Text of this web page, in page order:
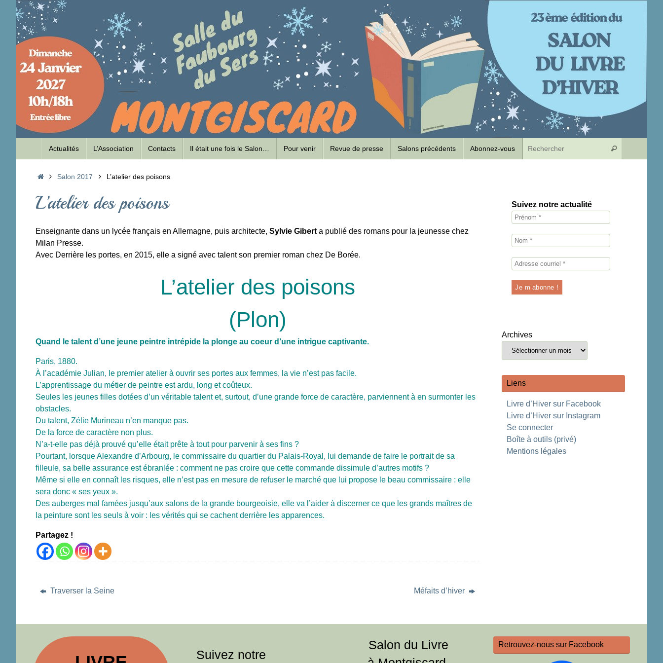
Passer
contenu
Actualités L’Association Contacts Il était une fois le Salon… Pour venir Revue de presse Salons précédents Abonnez-vous Rechercher
AccueilSalon 2017 L’atelier des poisons
L’atelier des poisons
Enseignante dans un lycée français en Allemagne, puis architecte, Sylvie Gibert a publié des romans pour la jeunesse chez
Milan Presse.
Avec Derrière les portes, en 2015, elle a signé avec talent son premier roman chez De Borée.
L’atelier des poisons
(Plon)
Quand le talent d’une jeune peintre intrépide la plonge au coeur d’une intrigue captivante.
Paris, 1880.
À l’académie Julian, le premier atelier à ouvrir ses portes aux femmes, la vie n’est pas facile.
L’apprentissage du métier de peintre est ardu, long et coûteux.
Seules les jeunes filles dotées d’un véritable talent et, surtout, d’une grande force de caractère, parviennent à en surmonter les
obstacles.
Du talent, Zélie Murineau n’en manque pas.
De la force de caractère non plus.
N’a-t-elle pas déjà prouvé qu’elle était prête à tout pour parvenir à ses fins ?
Pourtant, lorsque Alexandre d’Arbourg, le commissaire du quartier du Palais-Royal, lui demande de faire le portrait de sa
filleule, sa belle assurance est ébranlée : comment ne pas croire que cette commande dissimule d’autres motifs ?
Même si elle en connaît les risques, elle n’est pas en mesure de refuser le marché que lui propose le beau commissaire : elle
sera donc « ses yeux ».
Des auberges mal famées jusqu’aux salons de la grande bourgeoisie, elle va l’aider à discerner ce que les grands maîtres de
la peinture sont les seuls à voir : les vérités qui se cachent derrière les apparences.
Partagez !
Traverser la Seine Méfaits d’hiver
Suivez notre actualité
Archives
Liens
Livre d’Hiver sur Facebook
Livre d’Hiver sur Instagram
Se connecter
Boîte à outils (privé)
Mentions légales
Suivez notre
Salon du Livre
Retrouvez-nous sur Facebook